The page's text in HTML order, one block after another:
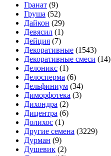
Гранат (9)
Груша (52)
Дайкон (29)
Девясил (1)
Дейция (7)
Декоративные (1543)
Декоративные смеси (14)
Делоникс (1)
Делосперма (6)
Дельфиниум (34)
Диморфотека (3)
Дихондра (2)
Дицентра (6)
Долихос (1)
Другие семена (3229)
Дурман (9)
Душевик (2)